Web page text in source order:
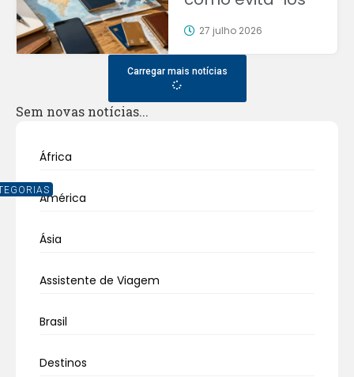
África
América
Ásia
Assistente de Viagem
Brasil
Destinos
27 julho 2026
Carregar mais notícias
Sem novas notícias...